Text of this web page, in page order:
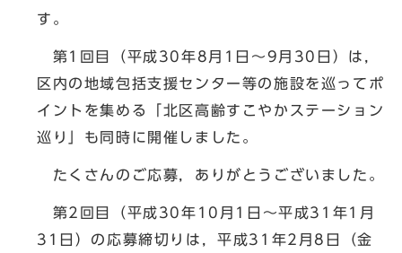
す。
第1回目（平成30年8月1日～9月30日）は，
区内の地域包括支援センター等の施設を巡ってポ
イントを集める「北区高齢すこやかステーション
巡り」も同時に開催しました。
たくさんのご応募，ありがとうございました。
第2回目（平成30年10月1日～平成31年1月
31日）の応募締切りは，平成31年2月8日（金